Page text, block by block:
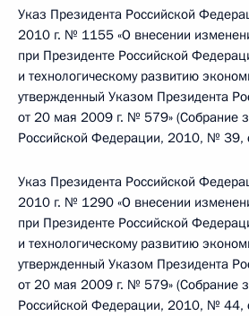
Указ Президента Российской
2010 г. № 1155 «О внесении
при Президенте Российской
и технологическому развитию
утвержденный Указом Президента
от 20 мая 2009 г. № 579» (Собрание
Российской Федерации, 2010, № 39,
Указ Президента Российской
2010 г. № 1290 «О внесении
при Президенте Российской
и технологическому развитию
утвержденный Указом Президента
от 20 мая 2009 г. № 579» (Собрание
Российской Федерации, 2010, № 44,